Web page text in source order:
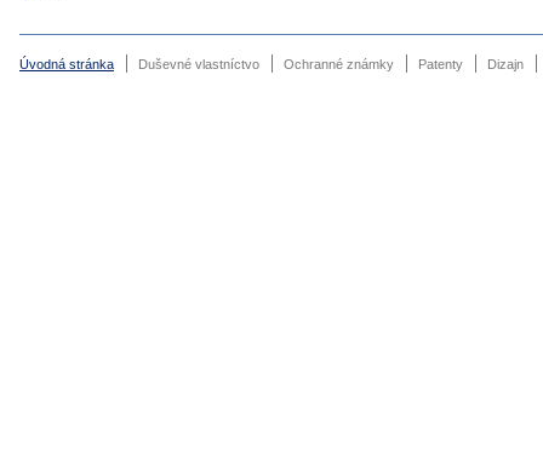
Úvodná stránka Duševné vlastníctvo Ochranné známky Patenty Dizajn